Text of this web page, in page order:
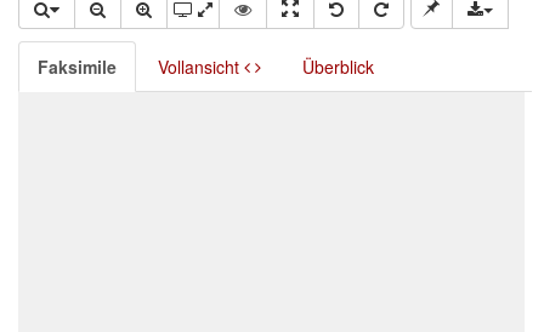
Faksimile Vollansicht Überblick